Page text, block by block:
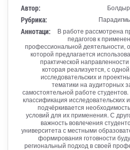
Автор:
Рубрика:
Аннотаци:
В работе рассмотрена
педагогов к
профессиональной деятельности,
которой предлагается
практической
которая реализуется, с
исследовательских и
тематики на аудиторных
самостоятельной работе
классификация исследовательских
подчёркивается
условий для их применения. С
важность вовлечения
университета с местными
формирования готовности
региональный подход в своей